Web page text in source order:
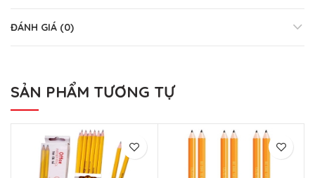
ĐÁNH GIÁ (0)
SẢN PHẨM TƯƠNG TỰ